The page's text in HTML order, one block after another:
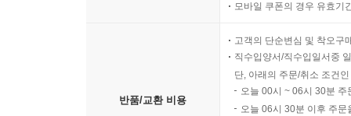
모바일 쿠폰의 경우 유효기
반품/교환 비용
고객의 단순변심 및 착오구
직수입양서/직수입일서중
단, 아래의 주문/취소 조건
오늘 00시 ~ 06시 30분
오늘 06시 30분 이후 주